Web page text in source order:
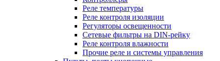
Реле температуры
Реле контроля изоляции
Регуляторы освещенности
Сетевые фильтры на DIN-рейку
Реле контроля влажности
Прочие реле и системы управления